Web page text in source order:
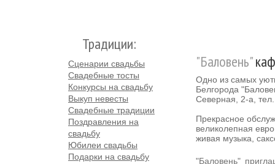
Традиции:
Сценарии свадьбы
Свадебные тосты
Конкурсы на свадьбу
Выкуп невесты
Свадебные традиции
Поздравления на
свадьбу
Юбилеи свадьбы
Подарки на свадьбу
"Баловень"
Одно из самых
Белгорода
Северная, 2-а,
Прекрасное
великолепная
живая музыка,
"Баловень"